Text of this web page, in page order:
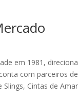
em 1981,
com parceiros
Cintas de